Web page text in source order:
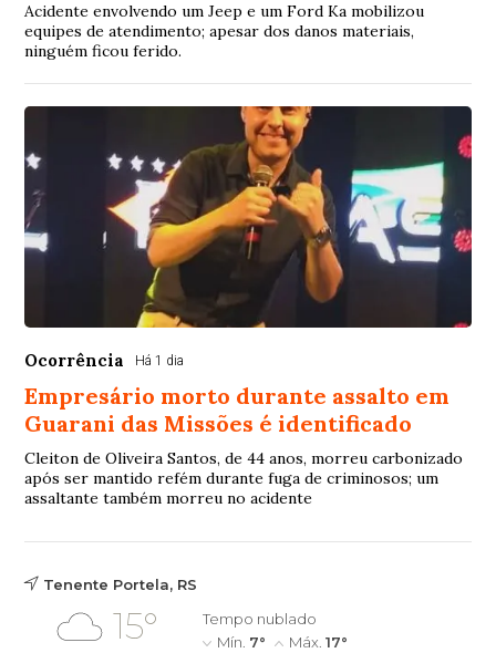
Acidente envolvendo um Jeep e um Ford Ka mobilizou
equipes de atendimento; apesar dos danos materiais,
ninguém ficou ferido.
Ocorrência Há 1 dia
Empresário morto durante assalto em
Guarani das Missões é identificado
Cleiton de Oliveira Santos, de 44 anos, morreu carbonizado
após ser mantido refém durante fuga de criminosos; um
assaltante também morreu no acidente
Tenente Portela, RS
15°
Tempo nublado
Mín. 7° Máx.17°